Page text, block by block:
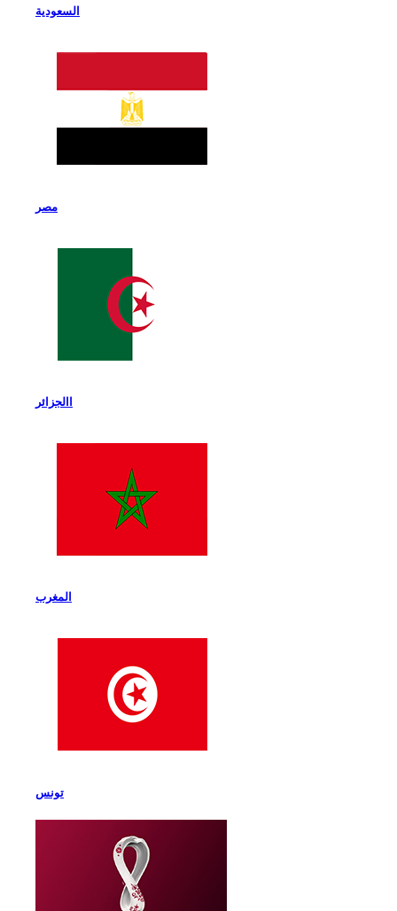
السعودية
مصر
االجزائر
المغرب
تونس